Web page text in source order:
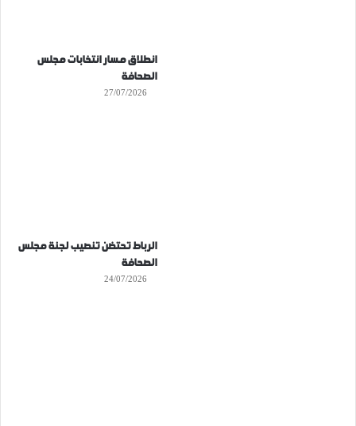
انطلاق مسار انتخابات مجلس
الصحافة
27/07/2026
الرباط تحتضن تنصيب لجنة مجلس
الصحافة
24/07/2026